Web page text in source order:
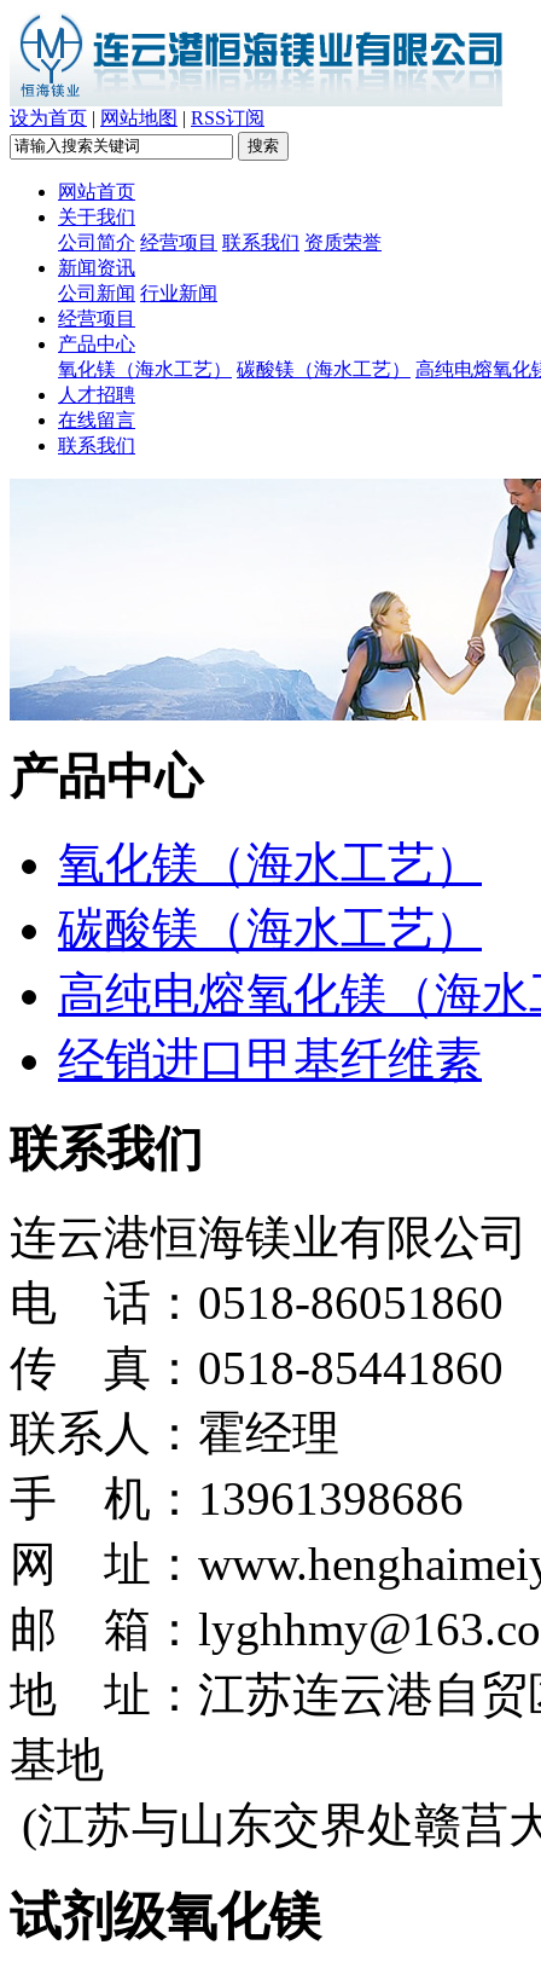
设为首页 | 网站地图 | RSS订阅
网站首页
关于我们
公司简介 经营项目 联系我们 资质荣誉
新闻资讯
公司新闻 行业新闻
经营项目
产品中心
氧化镁（海水工艺）
碳酸镁（海水工艺）
高纯电熔氧化
人才招聘
在线留言
联系我们
产品中心
氧化镁（海水工艺）
碳酸镁（海水工艺）
高纯电熔氧化镁（海
经销进口甲基纤维素
联系我们
连云港恒海镁业有限公司
电 话：0518-86051860
传 真：0518-85441860
联系人：霍经理
手 机：13961398686
网 址：
邮 箱：
地 址：江苏连云港自贸
基地
(江苏与山东交界处赣莒
试剂级氧化镁